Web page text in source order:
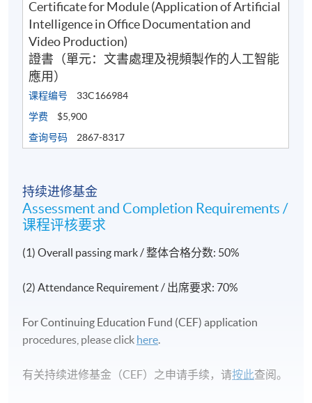
现时接受报名
日期 / 时间
逢周二，7:00 p.m. - 10:00 p.m.
修业期
地点
本院任何港岛及九龙区教学中心，包括金钟、铜锣
湾、炮台山或荔枝角。
Certificate for Module (Application of Artificial
Intelligence in Office Documentation and
Video Production)
證書（單元：文書處理及視頻製作的人工智能
應用）
课程编号
33C166984
学费
$5,900
查询号码
2867-8317
持续进修基金
Assessment and Completion Requirements /
课程评核要求
(1) Overall passing mark / 整体合格分数: 50%
(2) Attendance Requirement / 出席要求: 70%
For Continuing Education Fund (CEF) application
procedures, please click here.
有关持续进修基金（CEF）之申请手续，请按此查阅。